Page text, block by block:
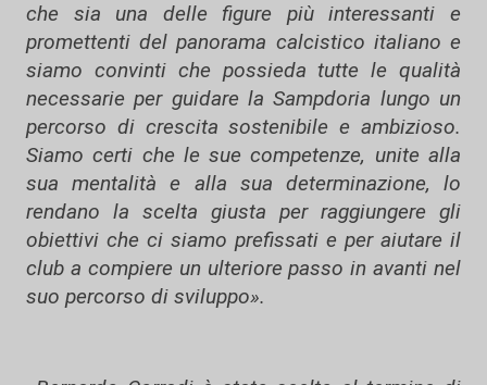
che sia una delle figure più interessanti e
promettenti del panorama calcistico italiano e
siamo convinti che possieda tutte le qualità
necessarie per guidare la Sampdoria lungo un
percorso di crescita sostenibile e ambizioso.
Siamo certi che le sue competenze, unite alla
sua mentalità e alla sua determinazione, lo
rendano la scelta giusta per raggiungere gli
obiettivi che ci siamo prefissati e per aiutare il
club a compiere un ulteriore passo in avanti nel
suo percorso di sviluppo».